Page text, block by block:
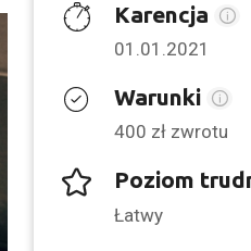
Karencja
01.01.2021
Warunki
400 zł zwrotu
Poziom
Łatwy